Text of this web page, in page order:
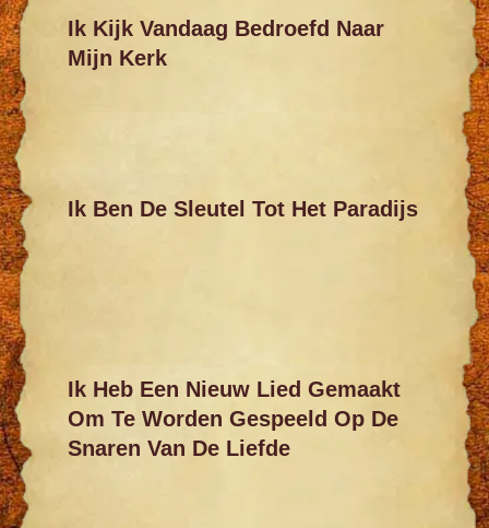
Ik Kijk Vandaag Bedroefd Naar
Mijn Kerk
Ik Ben De Sleutel Tot Het Paradijs
Ik Heb Een Nieuw Lied Gemaakt
Om Te Worden Gespeeld Op De
Snaren Van De Liefde